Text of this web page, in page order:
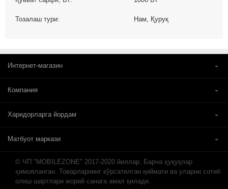
Тозалаш тури: Нaм, Қуруқ
Интернет-магазин
Компания
Харидорларга йордам
Матбуот маркази
© ЧП "MOBILEZONE" 2017-2020 йиллар. Барча ҳуқуқлар
ҳимояланган. Товарларнинг кўрсатилган қиймати ва уларни сотиб
олиш шартлари жорий санага амал қилади.